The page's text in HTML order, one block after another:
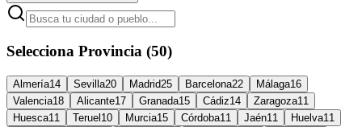
Selecciona Provincia (50)
Almería14 Sevilla20 Madrid25 Barcelona22 Málaga16
Valencia18 Alicante17 Granada15 Cádiz14 Zaragoza11
Huesca11 Teruel 10 Murcia15 Córdoba11 Jaén11 Huelva11